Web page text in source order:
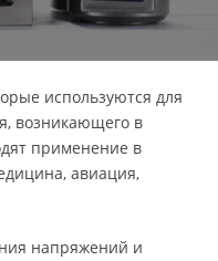
используются для
возникающего в
применение в
авиация,
напряжений и